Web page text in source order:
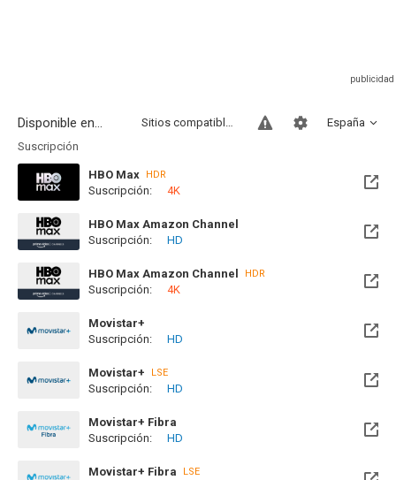
Disponible en... España
Sitios compatibles
Suscripción
HBO Max
HDR
Disponible hasta el Vie, 18 Sep 2026 (Queda 1 mes)
Suscripción: 4K
HBO Max Amazon Channel
Suscripción:
HD
HBO Max Amazon Channel HDR
Suscripción: 4K
Movistar+
Disponible hasta el Vie, 18 Sep 2026 (Queda 1 mes)
Suscripción: HD
Movistar+
LSE
Disponible hasta el Vie, 18 Sep 2026 (Queda 1 mes)
Suscripción: HD
Movistar+ Fibra
Disponible hasta el Vie, 18 Sep 2026 (Queda 1 mes)
Suscripción: HD
Movistar+ Fibra
LSE